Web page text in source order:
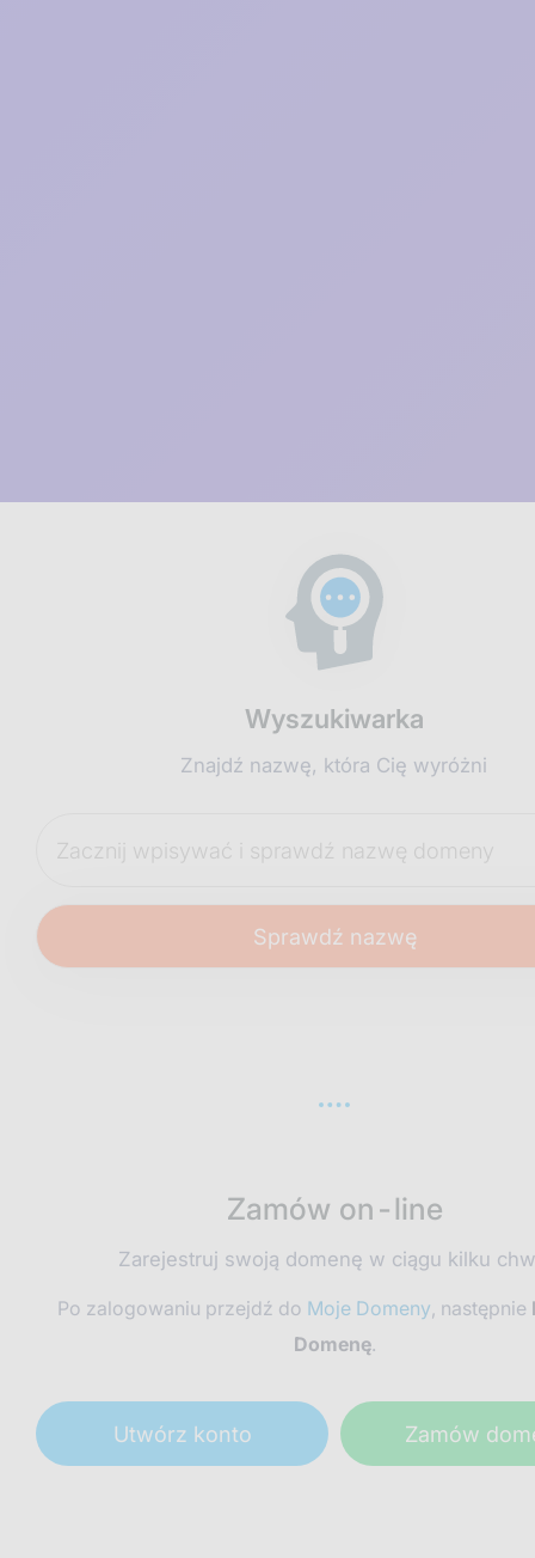
Wyszukiwarka
Znajdź nazwę, która Cię wyróżni
Zamów on-line
Zarejestruj swoją domenę w ciągu kilku
Po zalogowaniu przejdź do Moje Domeny, następnie
Domenę.
Utwórz konto Zamów